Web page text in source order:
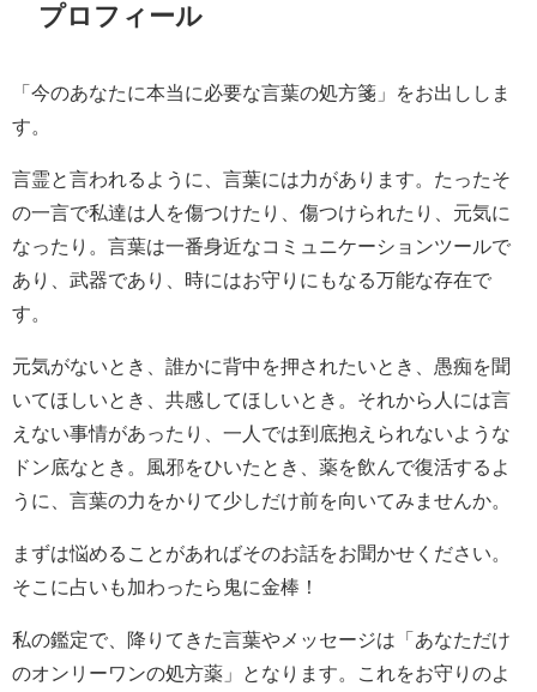
プロフィール
「今のあなたに本当に必要な言葉の処方箋」をお出ししま
す。
言霊と言われるように、言葉には力があります。たったそ
の一言で私達は人を傷つけたり、傷つけられたり、元気に
なったり。言葉は一番身近なコミュニケーションツールで
あり、武器であり、時にはお守りにもなる万能な存在で
す。
元気がないとき、誰かに背中を押されたいとき、愚痴を聞
いてほしいとき、共感してほしいとき。それから人には言
えない事情があったり、一人では到底抱えられないような
ドン底なとき。風邪をひいたとき、薬を飲んで復活するよ
うに、言葉の力をかりて少しだけ前を向いてみませんか。
まずは悩めることがあればそのお話をお聞かせください。
そこに占いも加わったら鬼に金棒！
私の鑑定で、降りてきた言葉やメッセージは「あなただけ
のオンリーワンの処方薬」となります。これをお守りのよ